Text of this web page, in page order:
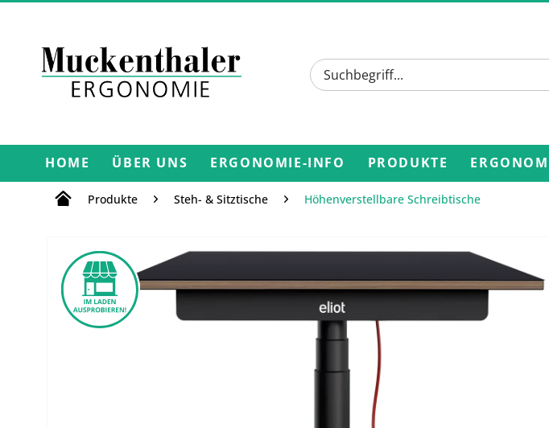
HOME ÜBER UNS ERGONOMIE-INFO PRODUKTE
Produkte Steh- & Sitztische Höhenverstellbare Schreibtische